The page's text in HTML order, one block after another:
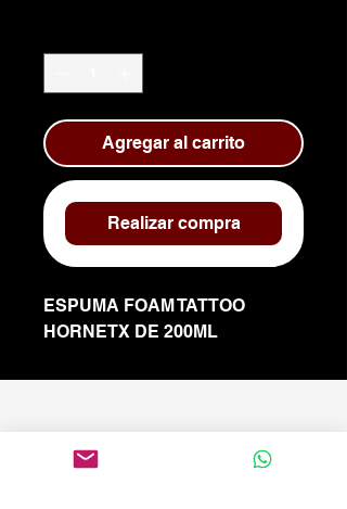
Agregar al carrito
Realizar compra
ESPUMA FOAM TATTOO
HORNETX DE 200ML